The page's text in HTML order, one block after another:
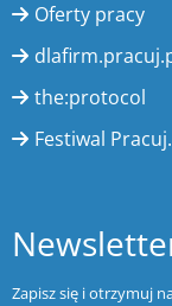
Oferty pracy
the:protocol
Festiwal
Zapisz się i otrzymuj